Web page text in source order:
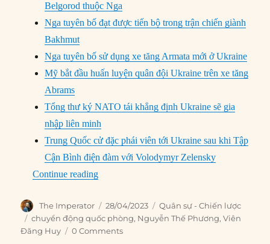
Belgorod thuộc Nga
Nga tuyên bố đạt được tiến bộ trong trận chiến giành
Bakhmut
Nga tuyên bố sử dụng xe tăng Armata mới ở Ukraine
Mỹ bắt đầu huấn luyện quân đội Ukraine trên xe tăng
Abrams
Tổng thư ký NATO tái khẳng định Ukraine sẽ gia
nhập liên minh
Trung Quốc cử đặc phái viên tới Ukraine sau khi Tập
Cận Bình điện đàm với Volodymyr Zelensky
Continue reading“Chuyển động Quốc Phòng (21/4 – 27/4/
Author
The Imperator
Posted
on
28/04/2023 Categories
Quân sự - Chiến lược
Tags
chuyển động quốc phòng, Nguyễn Thế Phương,Viên
Đăng Huy
0 Comments